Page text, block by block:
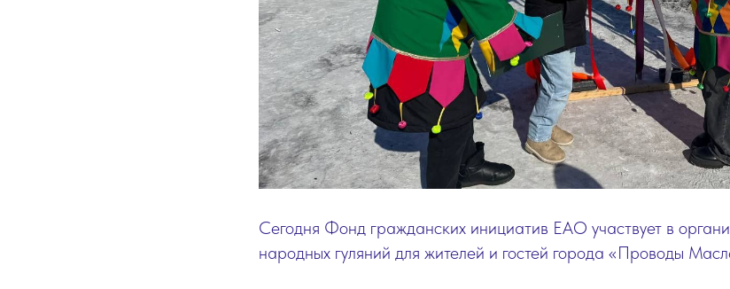
Сегодня Фонд гражданских инициатив ЕАО участвует в
народных гуляний для жителей и гостей города «Проводы